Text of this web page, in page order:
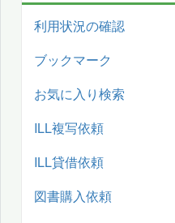
利用状況の確認
ブックマーク
お気に入り検索
ILL複写依頼
ILL貸借依頼
図書購入依頼